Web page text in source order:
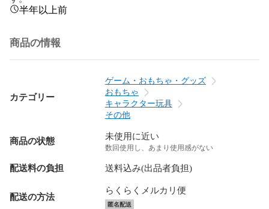
半年以上前
商品の情報
カテゴリー
ゲーム・おもちゃ・グッズ
おもちゃ
キャラクター玩具
その他
商品の状態 未使用に近い
数回使用し、あまり使用感がない
配送料の負担 送料込み(出品者負担)
配送の方法
らくらくメルカリ便
匿名配送